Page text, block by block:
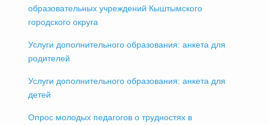
образовательных учреждений Кыштымского
городского округа
Услуги дополнительного образования: анкета для
родителей
Услуги дополнительного образования: анкета для
детей
Опрос молодых педагогов о трудностях в